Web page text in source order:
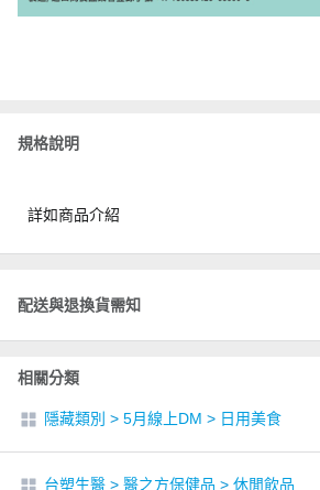
規格說明
詳如商品介紹
配送與退換貨需知
相關分類
隱藏類別 > 5月線上DM > 日用美食
台塑生醫 > 醫之方保健品 > 休閒飲品